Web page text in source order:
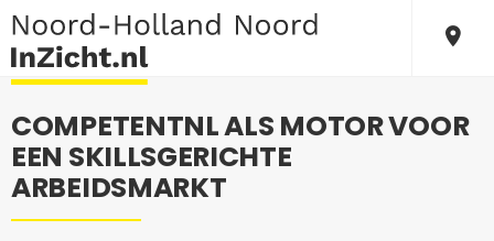
COMPETENTNL ALS MOTOR VOOR
EEN SKILLSGERICHTE
ARBEIDSMARKT